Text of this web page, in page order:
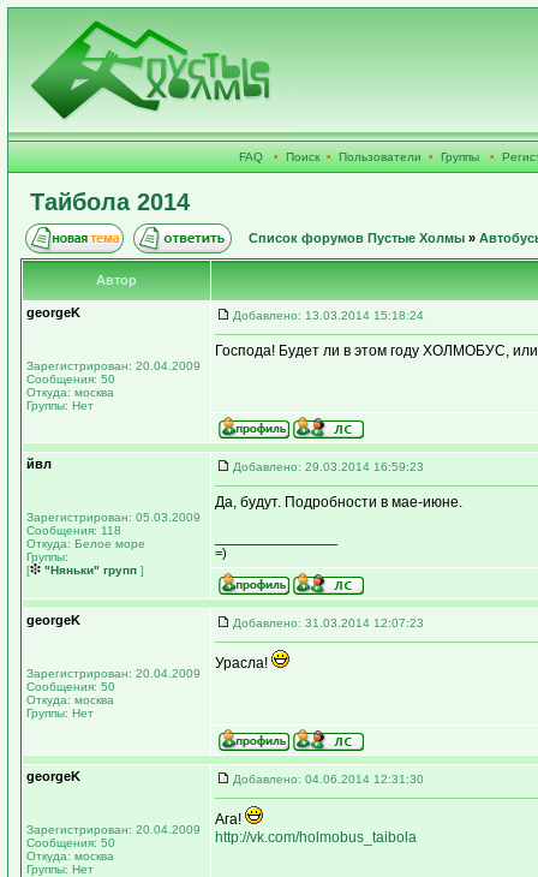
FAQ • Поиск • Пользователи • Группы •
Тайбола 2014
Список форумов Пустые Холмы »
Автор
georgeK
Зарегистрирован: 20.04.2009
Сообщения: 50
Откуда: москва
Группы: Нет
Добавлено: 13.03.2014 15:18:24
Господа! Будет ли в этом году ХОЛМОБУС,
йвл
Зарегистрирован: 05.03.2009
Сообщения: 118
Откуда: Белое море
Группы:
[
"Няньки" групп ]
Добавлено: 29.03.2014 16:59:23
Да, будут. Подробности в мае-июне.
=)
georgeK
Зарегистрирован: 20.04.2009
Сообщения: 50
Откуда: москва
Группы: Нет
Добавлено: 31.03.2014 12:07:23
Урасла!
georgeK
Зарегистрирован: 20.04.2009
Сообщения: 50
Откуда: москва
Группы: Нет
Добавлено: 04.06.2014 12:31:30
Ага!
http://vk.com/holmobus_taibola